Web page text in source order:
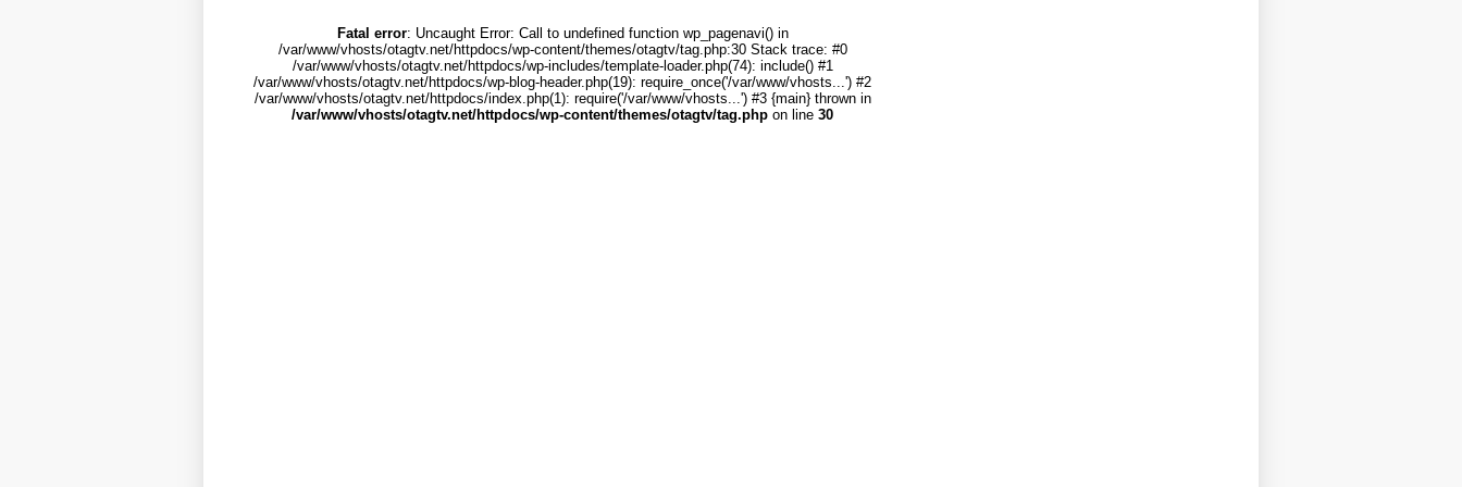
Fatal error: Uncaught Error: Call to undefined function wp_pagenavi() in
/var/www/vhosts/otagtv.net/httpdocs/wp-content/themes/otagtv/tag.php:30 Stack trace: #0
/var/www/vhosts/otagtv.net/httpdocs/wp-includes/template-loader.php(74): include() #1
/var/www/vhosts/otagtv.net/httpdocs/wp-blog-header.php(19): require_once('/var/www/vhosts...') #2
/var/www/vhosts/otagtv.net/httpdocs/index.php(1): require('/var/www/vhosts...') #3 {main} thrown in
/var/www/vhosts/otagtv.net/httpdocs/wp-content/themes/otagtv/tag.php on line 30